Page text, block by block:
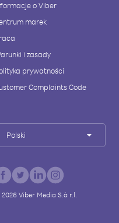
o Viber
marek
i zasady
prywatności
Complaints Code
Polski
2026Viber Media S.à r.l.